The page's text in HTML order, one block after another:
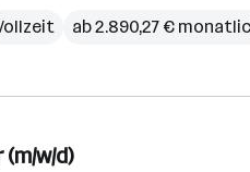
ab 2.890,27 €
w/d)